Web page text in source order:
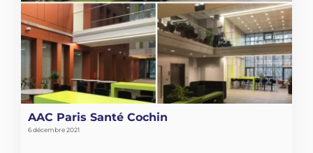
AAC Paris Santé Cochin
6 décembre 2021